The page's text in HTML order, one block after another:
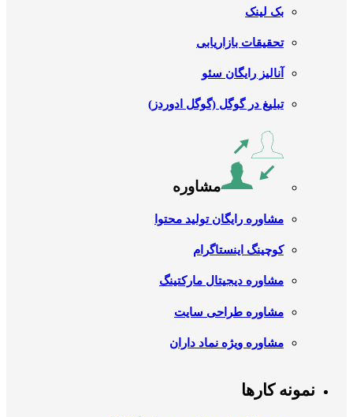
بک لینک
تحقیقات بازاریابی
آنالیز رایگان سئو
تبلیغ در گوگل (گوگل ادوردز)
مشاوره
مشاوره رایگان تولید محتوا
کوچینگ اینستاگرام
مشاوره دیجیتال مارکتینگ
مشاوره طراحی سایت
مشاوره ویژه نماد داران
نمونه کارها